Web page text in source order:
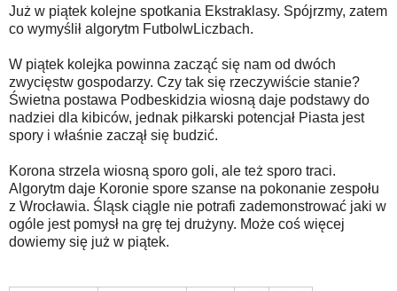
Już w piątek kolejne spotkania Ekstraklasy. Spójrzmy, zatem
co wymyślił algorytm FutbolwLiczbach.
W piątek kolejka powinna zacząć się nam od dwóch
zwycięstw gospodarzy. Czy tak się rzeczywiście stanie?
Świetna postawa Podbeskidzia wiosną daje podstawy do
nadziei dla kibiców, jednak piłkarski potencjał Piasta jest
spory i właśnie zaczął się budzić.
Korona strzela wiosną sporo goli, ale też sporo traci.
Algorytm daje Koronie spore szanse na pokonanie zespołu
z Wrocławia. Śląsk ciągle nie potrafi zademonstrować jaki w
ogóle jest pomysł na grę tej drużyny. Może coś więcej
dowiemy się już w piątek.